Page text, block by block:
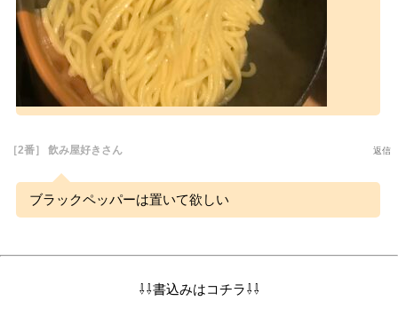
［2番］ 飲み屋好きさん 返信
ブラックペッパーは置いて欲しい
⇩⇩書込みはコチラ⇩⇩